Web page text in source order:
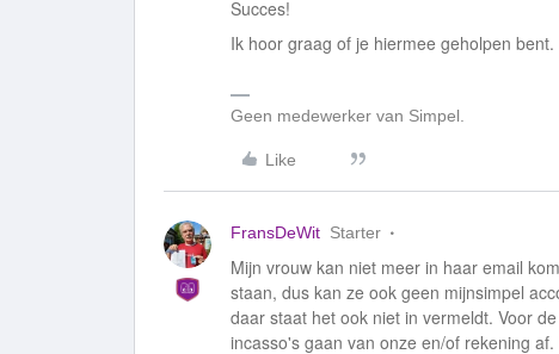
Succes!
Ik hoor graag of je hiermee geholpen bent.
Geen medewerker van Simpel.
Like
FransDeWit Starter
Mijn vrouw kan niet meer in haar email
staan, dus kan ze ook geen mijnsimpel
daar staat het ook niet in vermeldt. Voor
incasso's gaan van onze en/of rekening